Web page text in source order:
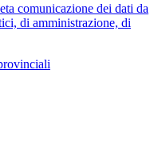
comunicazione dei dati da
di amministrazione, di